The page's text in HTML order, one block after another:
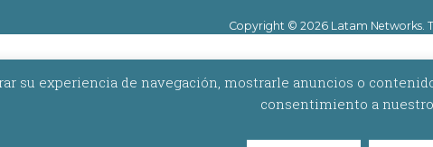
Copyright © 2026 Latam Networks.
su experiencia de navegación, mostrarle anuncios o
consentimiento a